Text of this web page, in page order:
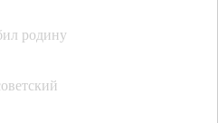
родину